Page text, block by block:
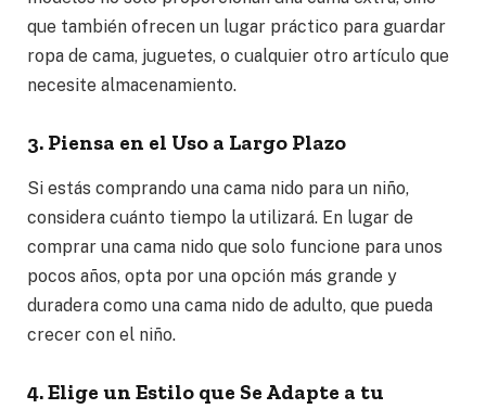
que también ofrecen un lugar práctico para guardar
ropa de cama, juguetes, o cualquier otro artículo que
necesite almacenamiento.
3. Piensa en el Uso a Largo Plazo
Si estás comprando una cama nido para un niño,
considera cuánto tiempo la utilizará. En lugar de
comprar una cama nido que solo funcione para unos
pocos años, opta por una opción más grande y
duradera como una cama nido de adulto, que pueda
crecer con el niño.
4. Elige un Estilo que Se Adapte a tu